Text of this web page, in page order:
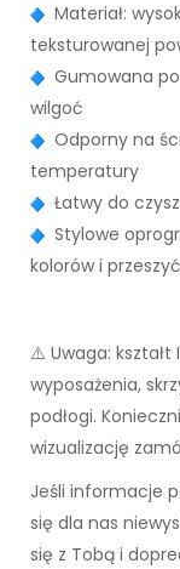
Materiał:
teksturowanej
Gumowana
wilgoć
Odporny na
temperatury
Łatwy do
Stylowe
kolorów i przeszyć
⚠️ Uwaga: kształt
wyposażenia,
podłogi.
wizualizację
Jeśli informacje
się dla nas
się z Tobą i